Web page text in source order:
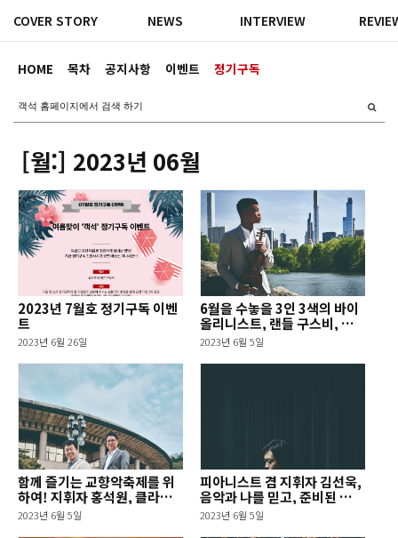
HOME 목차 공지사항 이벤트 정기구독
COVER STORY NEWS INTERVIEW
[월:] 2023년 06월
2023년 7월호 정기구독 이벤
트
2023년 6월 26일
6월을 수놓을 3인 3색의 바이
올리니스트, 랜들 구스비, 송
지원, 윤소영
2023년 6월 5일
함께 즐기는 교향악축제를 위
하여! 지휘자 홍석원, 클라리
네티스트 조인혁
2023년 6월 5일
피아니스트 겸 지휘자 김선욱,
음악과 나를 믿고, 준비된 선
밟기
2023년 6월 5일